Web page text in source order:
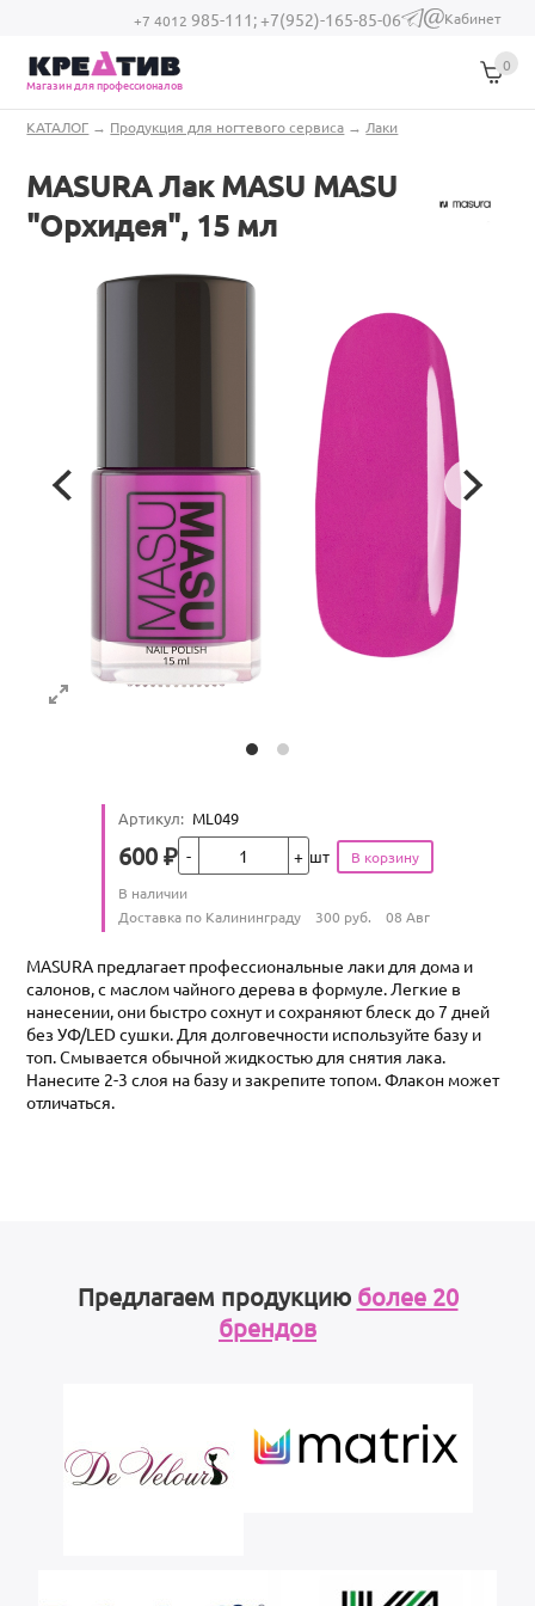
Перейти к основному содержанию
+7 4012 985-111;+7(952)-165-85-06
(link sends e-
Кабинет
Магазин для профессионалов
0
Вы здесь
КАТАЛОГ → Продукция для ногтевого сервиса → Лаки
MASURA Лак MASU MASU
"Орхидея", 15 мл
Артикул: ML049
Цена
600 ₽ шт
Количество
В наличии
Условия доставки
Доставка по Калининграду 300 руб. 08 Авг
MASURA предлагает профессиональные лаки для дома и
салонов, с маслом чайного дерева в формуле. Легкие в
нанесении, они быстро сохнут и сохраняют блеск до 7 дней
без УФ/LED сушки. Для долговечности используйте базу и
топ. Смывается обычной жидкостью для снятия лака.
Нанесите 2-3 слоя на базу и закрепите топом. Флакон может
отличаться.
Предлагаем продукцию более 20
брендов